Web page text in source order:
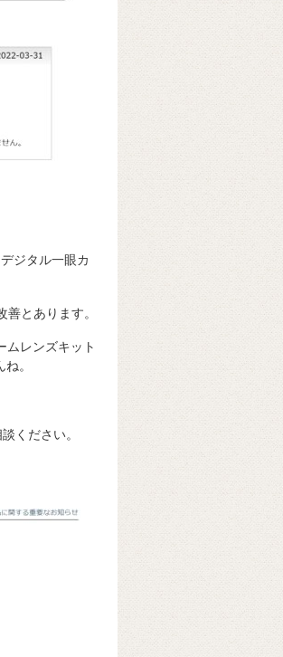
ジタル一眼カ
とあります。
ムレンズキット
。
ください。